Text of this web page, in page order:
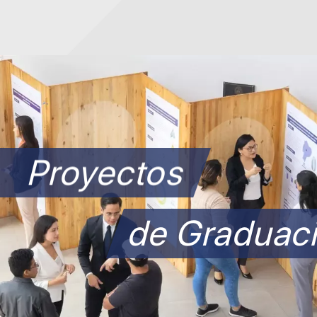
Proyectos
de